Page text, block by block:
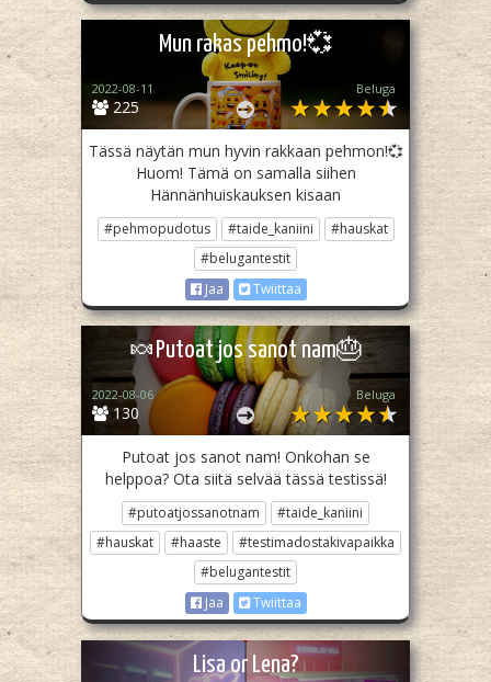
Mun rakas pehmo!💞
225
2022-08-11 Beluga
Tässä näytän mun hyvin rakkaan pehmon!💞
Huom! Tämä on samalla siihen
Hännänhuiskauksen kisaan
#pehmopudotus #taide_kaniini
#hauskat
#belugantestit
Jaa
Twiittaa
🍬Putoat jos sanot nam🎂
130
2022-08-06 Beluga
Putoat jos sanot nam! Onkohan se
helppoa? Ota siitä selvää tässä testissä!
#putoatjossanotnam
#taide_kaniini
#hauskat
#haaste
#testimadostakivapaikka
#belugantestit
Jaa
Twiittaa
Lisa or Lena?